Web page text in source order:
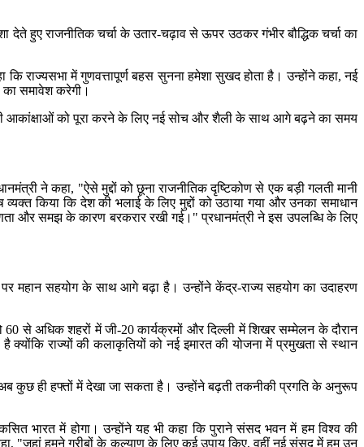
हुए राजनीतिक चर्चा के उतार-चढ़ाव से ऊपर उठकर गंभीर बौद्धिक चर्चा का
कि राज्यसभा में गुणवत्तापूर्ण बहस सुनना हमेशा सुखद होता है। उन्होंने कहा, नई
समावेश करेगी।
की आकांक्षाओं को पूरा करने के लिए नई सोच और शैली के साथ आगे बढ़ने का समय
ने कहा, "ऐसे मुद्दों को छूना राजनीतिक दृष्टिकोण से एक बड़ी गलती मानी
किया कि देश की भलाई के लिए मुद्दों को उठाया गया और उनका समाधान
और समझ के कारण बरकरार रखी गई।" प्रधानमंत्री ने इस उपलब्धि के लिए
महान सहयोग के साथ आगे बढ़ा है। उन्होंने केंद्र-राज्य सहयोग का उदाहरण
से अधिक शहरों में जी-20 कार्यक्रमों और दिल्ली में शिखर सम्मेलन के दौरान
क्योंकि राज्यों की कलाकृतियों को नई इमारत की योजना में प्रमुखता से स्थान
कुछ ही हफ्तों में देखा जा सकता है। उन्होंने बढ़ती तकनीकी प्रगति के अनुरूप
भारत में होगा। उन्होंने यह भी कहा कि पुराने संसद भवन में हम विश्व की
"जहां हमने गरीबों के कल्याण के लिए कई उपाय किए, वहीं नई संसद में हम उन